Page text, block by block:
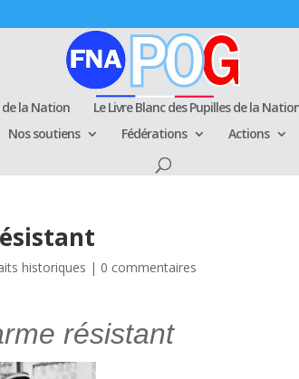
de la Nation Le Livre Blanc des Pupilles de la
Nos soutiens Fédérations Actions
historiques | 0 commentaires
résistant